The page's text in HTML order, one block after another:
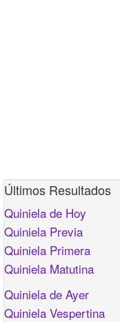
Últimos Resultados
Quiniela de Hoy
Quiniela Previa
Quiniela Primera
Quiniela Matutina
Quiniela de Ayer
Quiniela Vespertina